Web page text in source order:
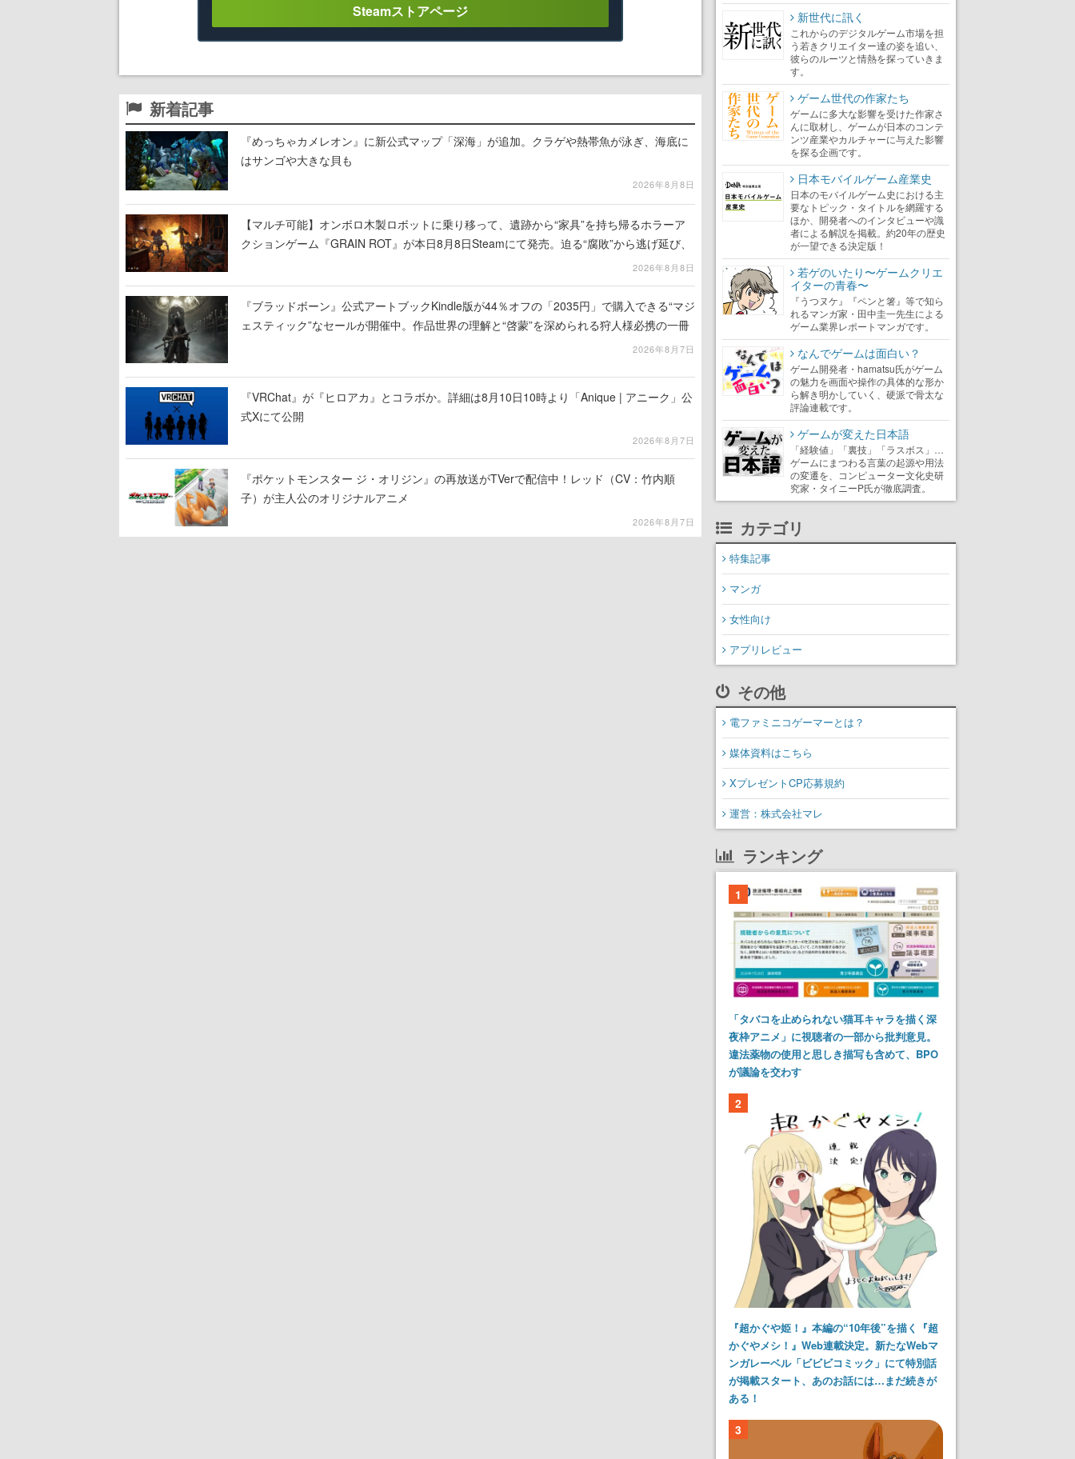
Steamストアページ
新着記事
『めっちゃカメレオン』に新公式マップ「深海」が追加。クラゲや熱帯魚が泳ぎ、海底に
はサンゴや大きな貝も
2026年8月8日
【マルチ可能】オンボロ木製ロボットに乗り移って、遺跡から“家具”を持ち帰るホラーア
クションゲーム『GRAIN ROT』が本日8月8日Steamにて発売。迫る“腐敗”から逃げ延び、
2026年8月8日
『ブラッドボーン』公式アートブックKindle版が44％オフの「2035円」で購入できる“マジ
ェスティック”なセールが開催中。作品世界の理解と“啓蒙”を深められる狩人様必携の一冊
2026年8月7日
『VRChat』が『ヒロアカ』とコラボか。詳細は8月10日10時より「Anique | アニーク」公
式Xにて公開
2026年8月7日
『ポケットモンスター ジ・オリジン』の再放送がTVerで配信中！レッド（CV：竹内順
子）が主人公のオリジナルアニメ
2026年8月7日
新世代に訊く
これからのデジタルゲーム市場を担
う若きクリエイター達の姿を追い、
彼らのルーツと情熱を探っていきま
す。
ゲーム世代の作家たち
ゲームに多大な影響を受けた作家さ
んに取材し、ゲームが日本のコンテ
ンツ産業やカルチャーに与えた影響
を探る企画です。
日本モバイルゲーム産業史
日本のモバイルゲーム史における主
要なトピック・タイトルを網羅する
ほか、開発者へのインタビューや識
者による解説を掲載。約20年の歴史
が一望できる決定版！
若ゲのいたり〜ゲームクリエ
イターの青春〜
『うつヌケ』『ペンと箸』等で知ら
れるマンガ家・田中圭一先生による
ゲーム業界レポートマンガです。
なんでゲームは面白い？
ゲーム開発者・hamatsu氏がゲーム
の魅力を画面や操作の具体的な形か
ら解き明かしていく、硬派で骨太な
評論連載です。
ゲームが変えた日本語
「経験値」「裏技」「ラスボス」…
ゲームにまつわる言葉の起源や用法
の変遷を、コンピューター文化史研
究家・タイニーP氏が徹底調査。
カテゴリ
特集記事
マンガ
女性向け
アプリレビュー
その他
電ファミニコゲーマーとは？
媒体資料はこちら
XプレゼントCP応募規約
運営：株式会社マレ
ランキング
1
「タバコを止められない猫耳キャラを描く深
夜枠アニメ」に視聴者の一部から批判意見。
違法薬物の使用と思しき描写も含めて、BPO
が議論を交わす
2
『超かぐや姫！』本編の“10年後”を描く『超
かぐやメシ！』Web連載決定。新たなWebマ
ンガレーベル「ビビビコミック」にて特別話
が掲載スタート、あのお話には…まだ続きが
ある！
3